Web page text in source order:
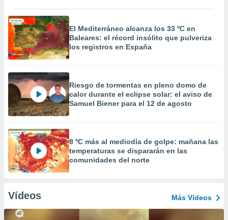
El Mediterráneo alcanza los 33 ºC en
Baleares: el récord insólito que pulveriza
los registros en España
Riesgo de tormentas en pleno domo de
calor durante el eclipse solar: el aviso de
Samuel Biener para el 12 de agosto
8 ºC más al mediodía de golpe: mañana las
temperaturas se dispararán en las
comunidades del norte
Vídeos Más Vídeos